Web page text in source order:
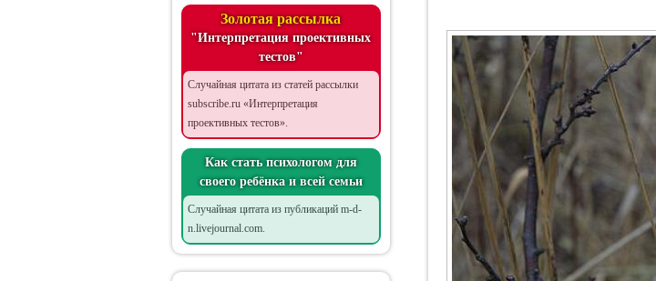
Золотая рассылка
"Интерпретация проективных
тестов"
Случайная цитата из статей рассылки
subscribe.ru «Интерпретация
проективных тестов».
Как стать психологом для
своего ребёнка и всей семьи
Случайная цитата из публикаций m-d-
n.livejournal.com.